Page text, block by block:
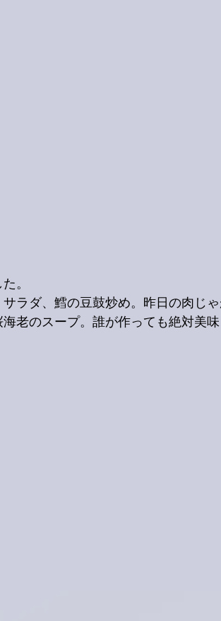
。
ラダ、鱈の豆鼓炒め。昨日の肉じゃ
老のスープ。誰が作っても絶対美